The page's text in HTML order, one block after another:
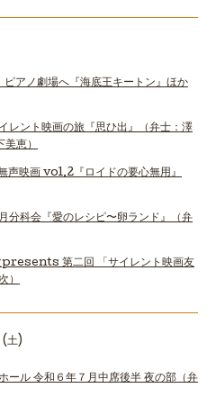
ピアノ劇場へ『海底王キートン』ほか
イレント映画の旅『思ひ出』（弁士：澤
恵）
声映画 vol.2『ロイドの要心無用』
分科会『愛のレシピ〜卵ランド』（弁
presents 第二回 「サイレント映画友
）
土)
ール 令和６年７月中席後半 夜の部（弁